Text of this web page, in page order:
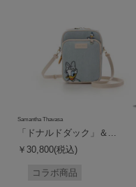
Samantha Thavasa
「ドナルドダック」＆...
￥30,800(税込)
コラボ商品